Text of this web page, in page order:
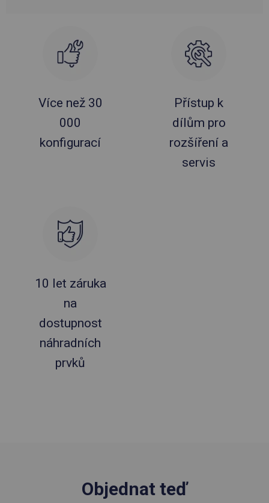
Více než 30
000
konfigurací
Přístup k
dílům pro
rozšíření a
servis
10 let záruka
na
dostupnost
náhradních
prvků
Objednat teď